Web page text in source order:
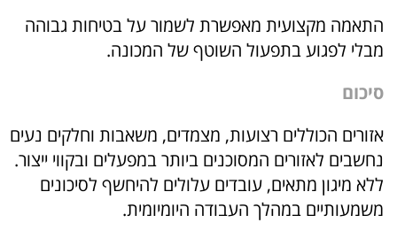
התאמה מקצועית מאפשרת לשמור על בטיחות גבוהה
מבלי לפגוע בתפעול השוטף של המכונה.
סיכום
אזורים הכוללים רצועות, מצמדים, משאבות וחלקים נעים
נחשבים לאזורים המסוכנים ביותר במפעלים ובקווי ייצור.
ללא מיגון מתאים, עובדים עלולים להיחשף לסיכונים
משמעותיים במהלך העבודה היומיומית.